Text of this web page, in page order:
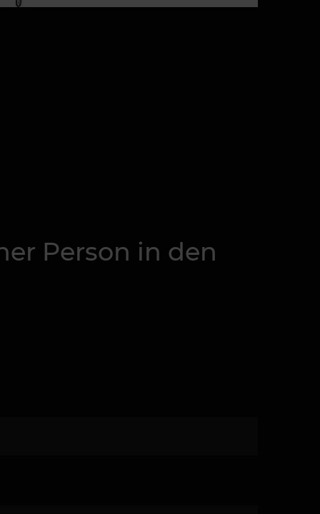
Person in den